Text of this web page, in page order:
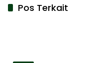
Pos Terkait